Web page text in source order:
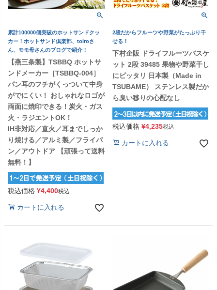
累計100000個突破のホットサンドクッ
カー！ホットサンド倶楽部、toiroさ
ん、モモ母さんのブログで紹介！
【燕三条製】TSBBQ ホットサ
ンドメーカー［TSBBQ-004］
パン耳のフチがくっついて中身
がでにくい！ おしゃれなロゴが
両面に焼印できる！炭火・ガス
火・ラジエントOK！
IH非対応／直火／耳までしっか
り焼ける／アルミ製／フライパ
ン／アウトドア 【頑張って送料
無料！】
税込価格 ¥4,400税込
カートに入れる
2段だからフルーツや野菜がたっぷり干
せる！
下村企販 ドライフルーツバスケ
ット 2段 39485 果物や野菜干し
にピッタリ 日本製（Made in
TSUBAME） ステンレス製だか
ら臭い移りの心配なし
税込価格 ¥4,235税込
カートに入れる